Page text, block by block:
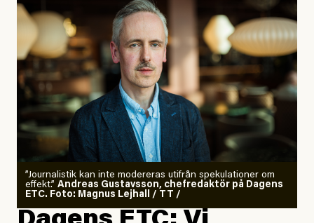
”Journalistik kan inte modereras utifrån spekulationer om
effekt.” Andreas Gustavsson, chefredaktör på Dagens
ETC. Foto: Magnus Lejhall / TT /